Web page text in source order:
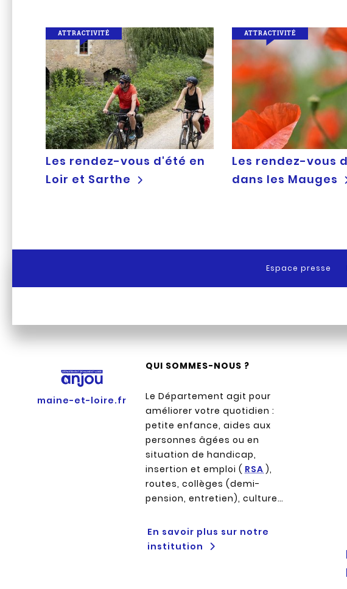
Les rendez-vous d'été en
Loir et Sarthe
ATTRACTIVITÉ
Les rendez-vous
dans les Mauges
ATTRACTIVITÉ
Espace presse
maine-et-loire.fr
QUI SOMMES-NOUS ?
Le Département agit pour
améliorer votre quotidien :
petite enfance, aides aux
personnes âgées ou en
situation de handicap,
insertion et emploi ( RSA ),
routes, collèges (demi-
pension, entretien), culture…
En savoir plus sur notre
institution